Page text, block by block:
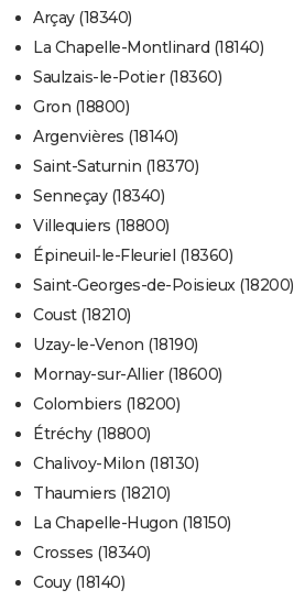
Arçay (18340)
La Chapelle-Montlinard (18140)
Saulzais-le-Potier (18360)
Gron (18800)
Argenvières (18140)
Saint-Saturnin (18370)
Senneçay (18340)
Villequiers (18800)
Épineuil-le-Fleuriel (18360)
Saint-Georges-de-Poisieux (18200)
Coust (18210)
Uzay-le-Venon (18190)
Mornay-sur-Allier (18600)
Colombiers (18200)
Étréchy (18800)
Chalivoy-Milon (18130)
Thaumiers (18210)
La Chapelle-Hugon (18150)
Crosses (18340)
Couy (18140)